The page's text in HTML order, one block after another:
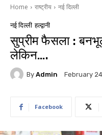
Home राष्ट्रीय नई दिल्ली
नई दिल्ली हल्द्वानी
सुप्रीम फैसला :
लेकिन….
By Admin February
Facebook